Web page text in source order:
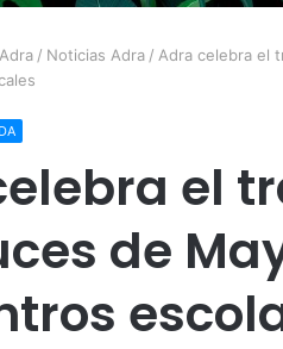
/ Noticias Adra / Adra celebra el
el
de